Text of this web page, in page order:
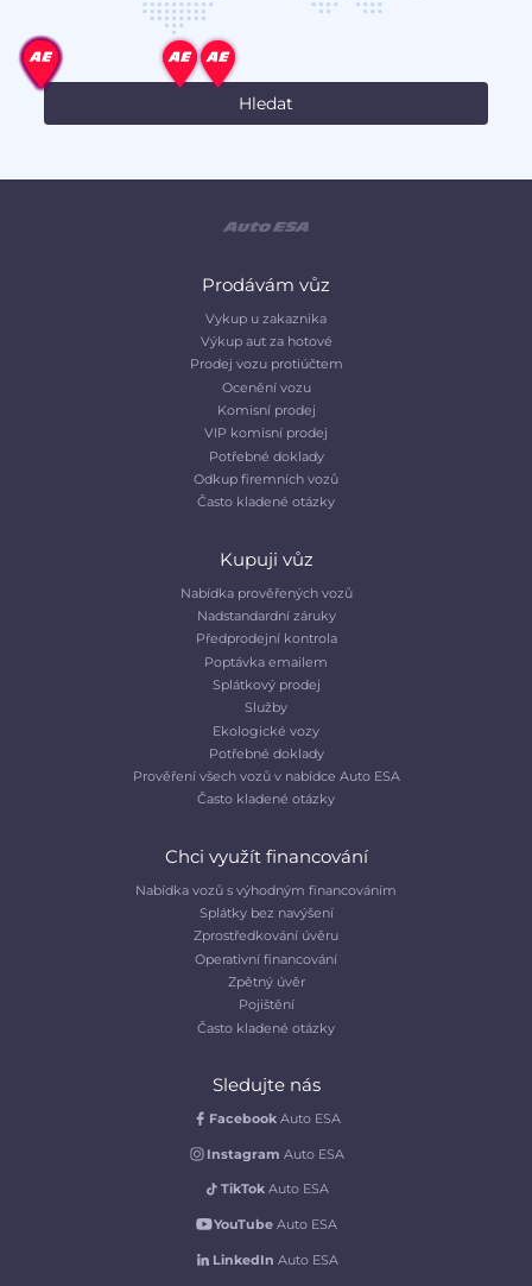
Prodávám vůz
Vykup u zakaznika
Výkup aut za hotové
Prodej vozu protiúčtem
Ocenění vozu
Komisní prodej
VIP komisní prodej
Potřebné doklady
Odkup firemních vozů
Často kladené otázky
Kupuji vůz
Nabídka prověřených vozů
Nadstandardní záruky
Předprodejní kontrola
Poptávka emailem
Splátkový prodej
Služby
Ekologické vozy
Potřebné doklady
Prověření všech vozů v nabídce Auto ESA
Často kladené otázky
Chci využít financování
Nabídka vozů s výhodným financováním
Splátky bez navýšení
Zprostředkování úvěru
Operativní financování
Zpětný úvěr
Pojištění
Často kladené otázky
Sledujte nás
Facebook Auto ESA
Instagram Auto ESA
TikTok Auto ESA
YouTubeAuto ESA
LinkedIn Auto ESA